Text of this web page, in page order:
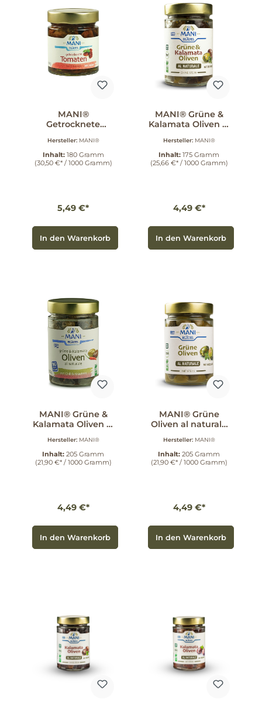
MANI®
Getrocknete
Olivenöl 180 g
Hersteller: MANI®
Inhalt: 180 Gramm
(30,50 €* / 1000 Gramm)
5,49 €*
In den Warenkorb
MANI® Grüne &
Kalamata Oliven al
Hersteller: MANI®
Inhalt: 175 Gramm
(25,66 €* / 1000 Gramm)
4,49 €*
In den Warenkorb
MANI® Grüne &
Kalamata Oliven al
Hersteller: MANI®
Inhalt: 205 Gramm
(21,90 €* / 1000 Gramm)
4,49 €*
In den Warenkorb
MANI® Grüne
Oliven al naturale
Hersteller: MANI®
Inhalt: 205 Gramm
(21,90 €* / 1000 Gramm)
4,49 €*
In den Warenkorb